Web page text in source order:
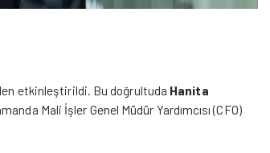
etkinleştirildi. Bu doğrultuda Hanita
Mali İşler Genel Müdür Yardımcısı (CFO)